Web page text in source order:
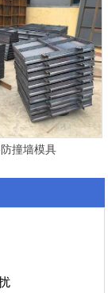
撞墙模具